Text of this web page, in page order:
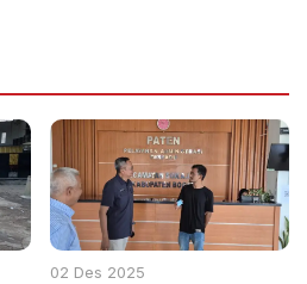
02 Des 2025